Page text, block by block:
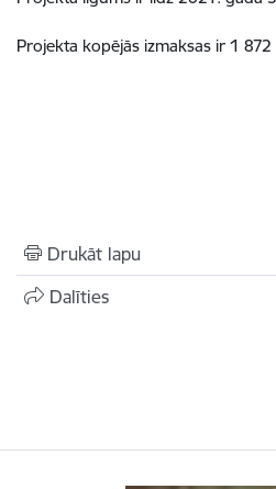
Projekta kopējās izmaksas ir 1
Drukāt lapu
Dalīties